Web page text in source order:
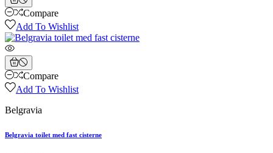
Compare
Add To Wishlist
Compare
Add To Wishlist
Belgravia
Belgravia toilet med fast cisterne